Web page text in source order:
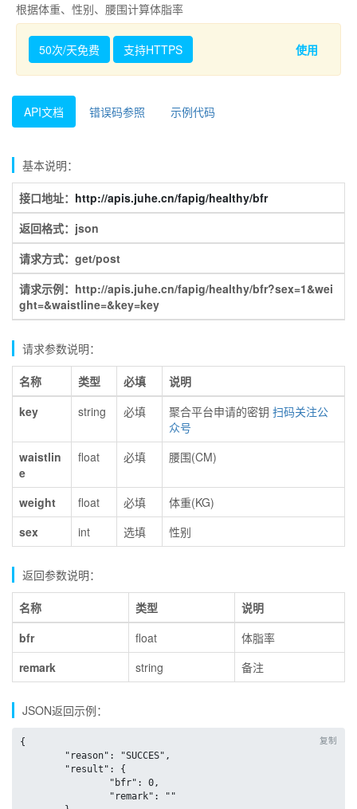
根据体重、性别、腰围计算体脂率
50次/天免费 支持HTTPS 使用
API文档 错误码参照 示例代码
基本说明：
接口地址： http://apis.juhe.cn/fapig/healthy/bfr
返回格式：json
请求方式：get/post
请求示例：http://apis.juhe.cn/fapig/healthy/bfr?sex=1&wei
ght=&waistline=&key=key
请求参数说明：
名称 类型 必填
说明
key
string 必填 聚合平台申请的密钥 扫码关注公
众号
waistlin
e
float 必填 腰围(CM)
weight float 必填
体重(KG)
sex
int 选填 性别
返回参数说明：
名称 类型
说明
bfr
float
体脂率
remark
string 备注
JSON返回示例：
复制
{